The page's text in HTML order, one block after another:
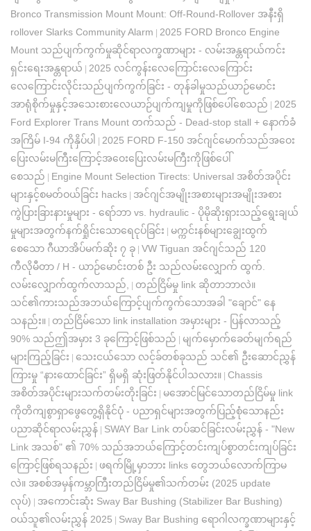
Bronco Transmission Mount Mount: Off-Round-Rollover အနီးရှိ
rollover Slarks Community Alarm
2025 FORD Bronco Engine
Mount သည်ပျက်ကွက်မှုဆိုင်ရာလက္ခဏာများ - လမ်းအန္တရာယ်ကင်း
ရှင်းရေးအန္တရာယ်
2025 လင်ကွန်းလေကြောင်းလေကြောင်း
လေကြောင်းလိုင်းသည်ပျက်ကွက်ခြင်း - တုန်ခါမှုသည်ယာဉ်မောင်း
အာရုံစိုက်မှုနှင့်အသေးစားလေယာဉ်ပျက်ကျမှုကိုဖြစ်ပေါ်စေသည်
2025
Ford Explorer Trans Mount တက်သည် - Dead-stop stall + နောက်ခံ
အကြိမ် I-94 ကိုနှိပ်ပါ
2025 FORD F-150 အင်ဂျင်မောက်သည်အဝေး
ပြေးလမ်းမကြီးကြောင့်အဝေးပြေးလမ်းမကြီးကိုဖြစ်ပေါ်
စေသည်
Engine Mount Selection Tirects: Universal အစိတ်အပိုင်း
များနှင့်စမတ်ဝယ်ခြင်း hacks
အင်ဂျင်အမျိုးအစားများအမျိုးအစား
ကွဲပြားခြားနားမှုများ - ရော်ဘာ vs. hydraulic - ပိုမိုဆိုးရှားသည့်ရွေးချယ်
မှုများအတွက်နက်ရှိုင်းသောရေငုပ်ခြင်း
မက္ကင်းနစ်များချွေးထွက်
စေသော ဂီယာအိပ်မက်ဆိုး ၇ ခု VW Tiguan အင်ဂျင်သည် 120
ကီလိုမီတာ / H - ယာဉ်မောင်းတစ် ဦး သည်လမ်းလျှောက် ထွက်.
လမ်းလျှောက်ထွက်လာသည်,
တည်ငြိမ်မှု link ဆိုတာဘာလဲ။
သင်၏ကားသည်အဘယ်ကြောင့်ပျက်ကွက်သောအခါ "ချောင်" နေ
သနည်း။
တည်ငြိမ်သော link installation အမှားများ - ပြန်လာသည့်
90% သည်ဤအမှား 3 ခုကြောင့်ဖြစ်သည်
မျက်မှောက်ခေတ်မျက်ရည်
များကြည့်ခြင်း
သေးငယ်သော လင့်ခ်တစ်ခုသည် သင်၏ ဦးဆောင်ညွှန်
ကြားမှု “နားထောင်ခြင်း” ရှိမရှိ ဆုံးဖြတ်နိုင်ပါသလား။
Chassis
အစိတ်အပိုင်းများသက်တမ်းတိုးခြင်း
မအောင်မြင်သောတည်ငြိမ်မှု link
ကိုတိကျစွာရှာဖွေတွေ့ရှိနိုင်ပုံ - ပညာရှင်များအတွက်ပြည့်စုံသောနည်း
ပညာဆိုင်ရာလမ်းညွှန်
SWAY Bar Link တပ်ဆင်ခြင်းလမ်းညွှန် - "New
Link အသစ်" ၏ 70% သည်အဘယ်ကြောင့်တင်းကျပ်စွာတင်းကျပ်ခြင်း
ကြောင့်ဖြစ်ရသနည်း
ဖရက်မြို့မှာဘား links တွေဘယ်လောက်ကြာမ
လဲ။ အစစ်အမှန်ကမ္ဘာကြီးတည်ငြိမ်မှု၏သက်တမ်း (2025 update
လုပ်)
အကောင်းဆုံး Sway Bar Bushing (Stabilizer Bar Bushing)
ဝယ်သူ၏လမ်းညွှန် 2025
Sway Bar Bushing ရောဂါလက္ခဏာများနှင့်